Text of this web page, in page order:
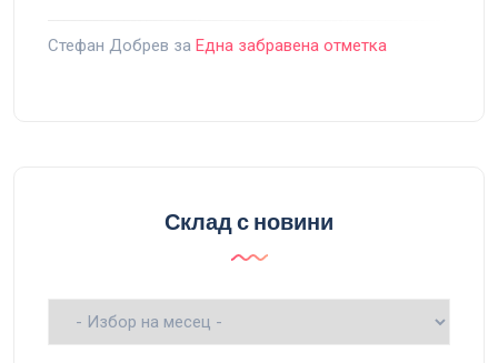
Стефан Добрев за Една забравена отметка
Склад с новини
Склад